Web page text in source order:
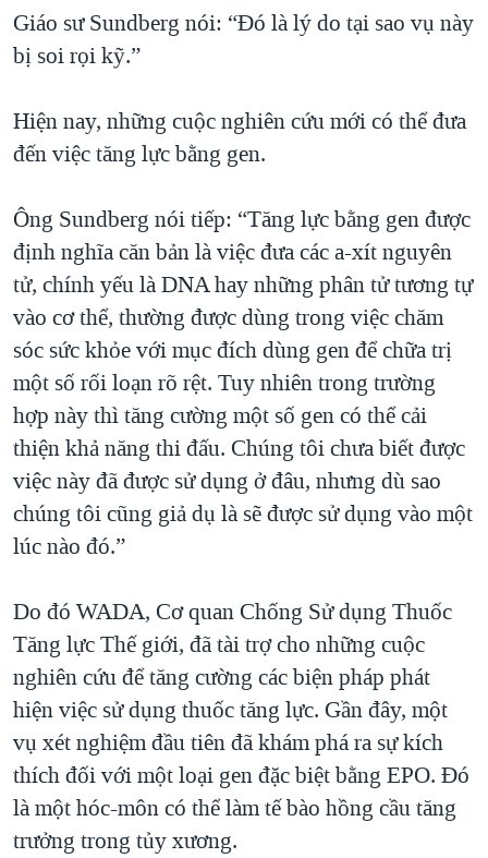
Giáo sư Sundberg nói: “Đó là lý do tại sao vụ này
bị soi rọi kỹ.”
Hiện nay, những cuộc nghiên cứu mới có thể đưa
đến việc tăng lực bằng gen.
Ông Sundberg nói tiếp: “Tăng lực bằng gen được
định nghĩa căn bản là việc đưa các a-xít nguyên
tử, chính yếu là DNA hay những phân tử tương tự
vào cơ thể, thường được dùng trong việc chăm
sóc sức khỏe với mục đích dùng gen để chữa trị
một số rối loạn rõ rệt. Tuy nhiên trong trường
hợp này thì tăng cường một số gen có thể cải
thiện khả năng thi đấu. Chúng tôi chưa biết được
việc này đã được sử dụng ở đâu, nhưng dù sao
chúng tôi cũng giả dụ là sẽ được sử dụng vào một
lúc nào đó.”
Do đó WADA, Cơ quan Chống Sử dụng Thuốc
Tăng lực Thế giới, đã tài trợ cho những cuộc
nghiên cứu để tăng cường các biện pháp phát
hiện việc sử dụng thuốc tăng lực. Gần đây, một
vụ xét nghiệm đầu tiên đã khám phá ra sự kích
thích đối với một loại gen đặc biệt bằng EPO. Đó
là một hóc-môn có thể làm tế bào hồng cầu tăng
trưởng trong tủy xương.